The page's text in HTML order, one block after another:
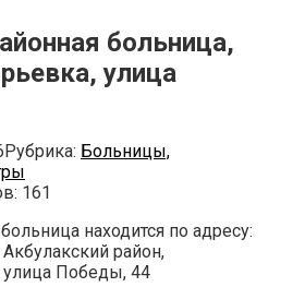
больница,
улица
Рубрика: Больницы,
161
находится по адресу:
район,
улица Победы, 44